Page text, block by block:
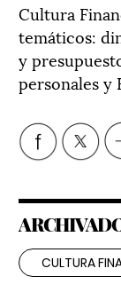
Cultura
temáticos:
y
personales y
CULTURA